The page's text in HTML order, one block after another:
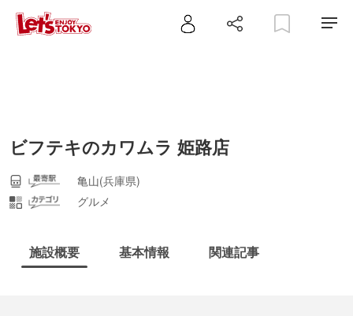
ビフテキのカワムラ 姫路店
亀山(兵庫県)
グルメ
施設概要 基本情報 関連記事